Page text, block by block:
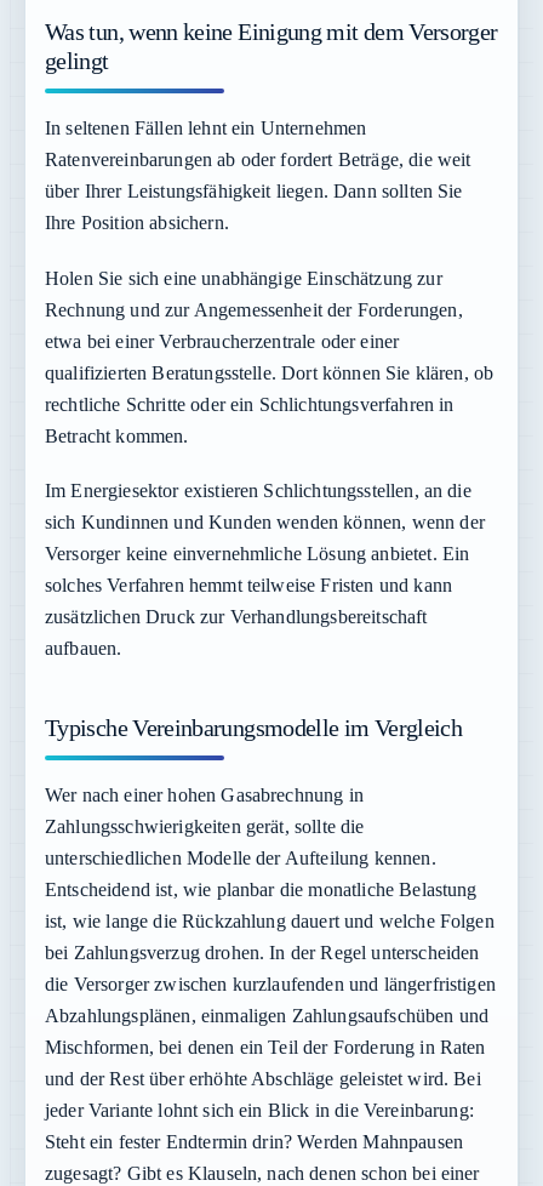
Was tun, wenn keine Einigung mit dem Versorger
gelingt
In seltenen Fällen lehnt ein Unternehmen
Ratenvereinbarungen ab oder fordert Beträge, die weit
über Ihrer Leistungsfähigkeit liegen. Dann sollten Sie
Ihre Position absichern.
Holen Sie sich eine unabhängige Einschätzung zur
Rechnung und zur Angemessenheit der Forderungen,
etwa bei einer Verbraucherzentrale oder einer
qualifizierten Beratungsstelle. Dort können Sie klären, ob
rechtliche Schritte oder ein Schlichtungsverfahren in
Betracht kommen.
Im Energiesektor existieren Schlichtungsstellen, an die
sich Kundinnen und Kunden wenden können, wenn der
Versorger keine einvernehmliche Lösung anbietet. Ein
solches Verfahren hemmt teilweise Fristen und kann
zusätzlichen Druck zur Verhandlungsbereitschaft
aufbauen.
Typische Vereinbarungsmodelle im Vergleich
Wer nach einer hohen Gasabrechnung in
Zahlungsschwierigkeiten gerät, sollte die
unterschiedlichen Modelle der Aufteilung kennen.
Entscheidend ist, wie planbar die monatliche Belastung
ist, wie lange die Rückzahlung dauert und welche Folgen
bei Zahlungsverzug drohen. In der Regel unterscheiden
die Versorger zwischen kurzlaufenden und längerfristigen
Abzahlungsplänen, einmaligen Zahlungsaufschüben und
Mischformen, bei denen ein Teil der Forderung in Raten
und der Rest über erhöhte Abschläge geleistet wird. Bei
jeder Variante lohnt sich ein Blick in die Vereinbarung:
Steht ein fester Endtermin drin? Werden Mahnpausen
zugesagt? Gibt es Klauseln, nach denen schon bei einer